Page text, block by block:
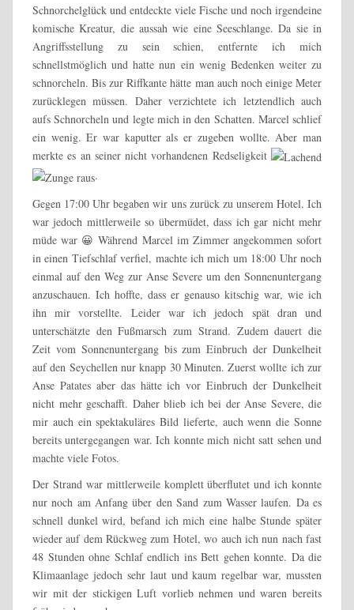
Schnorchelglück und entdeckte viele Fische und noch irgendeine
komische Kreatur, die aussah wie eine Seeschlange. Da sie in
Angriffsstellung zu sein schien, entfernte ich mich
schnellstmöglich und hatte nun ein wenig Bedenken weiter zu
schnorcheln. Bis zur Riffkante hätte man auch noch einige Meter
zurücklegen müssen. Daher verzichtete ich letztendlich auch
aufs Schnorcheln und legte mich in den Schatten. Marcel schlief
ein wenig. Er war kaputter als er zugeben wollte. Aber man
merkte es an seiner nicht vorhandenen Redseligkeit
.
Gegen 17:00 Uhr begaben wir uns zurück zu unserem Hotel. Ich
war jedoch mittlerweile so übermüdet, dass ich gar nicht mehr
müde war 😀 Während Marcel im Zimmer angekommen sofort
in einen Tiefschlaf verfiel, machte ich mich um 18:00 Uhr noch
einmal auf den Weg zur Anse Severe um den Sonnenuntergang
anzuschauen. Ich hoffte, dass er genauso kitschig war, wie ich
ihn mir vorstellte. Leider war ich jedoch spät dran und
unterschätzte den Fußmarsch zum Strand. Zudem dauert die
Zeit vom Sonnenuntergang bis zum Einbruch der Dunkelheit
auf den Seychellen nur knapp 30 Minuten. Zuerst wollte ich zur
Anse Patates aber das hätte ich vor Einbruch der Dunkelheit
nicht mehr geschafft. Daher blieb ich bei der Anse Severe, die
mir auch ein spektakuläres Bild lieferte, auch wenn die Sonne
bereits untergegangen war. Ich konnte mich nicht satt sehen und
machte viele Fotos.
Der Strand war mittlerweile komplett überflutet und ich konnte
nur noch am Anfang über den Sand zum Wasser laufen. Da es
schnell dunkel wird, befand ich mich eine halbe Stunde später
wieder auf dem Rückweg zum Hotel, wo auch ich nun nach fast
48 Stunden ohne Schlaf endlich ins Bett gehen konnte. Da die
Klimaanlage jedoch sehr laut und kaum regelbar war, mussten
wir mit der stickigen Luft vorlieb nehmen und waren bereits